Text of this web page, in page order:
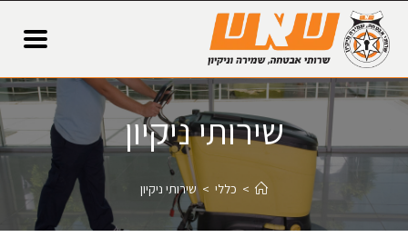
שירותי ניקיון
> כללי > שירותי ניקיון